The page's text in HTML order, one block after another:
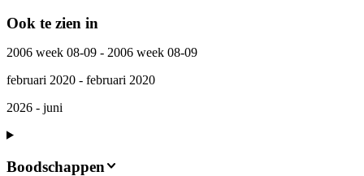
Ook te zien in
2006 week 08-09 - 2006 week 08-09
februari 2020 - februari 2020
2026 - juni
Boodschappen